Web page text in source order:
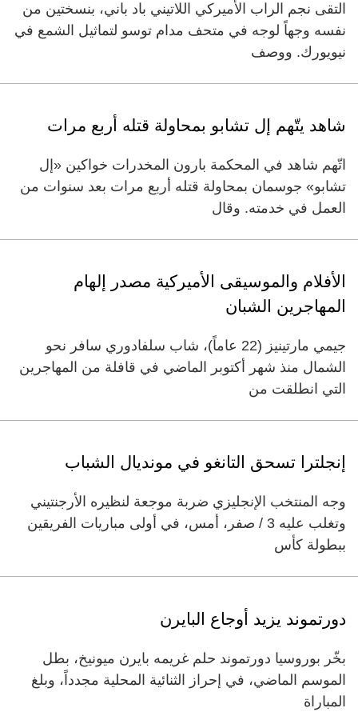
التقى نجم الراب الأميركي اللاتيني باد باني، بنسختين من
نفسه وجهاً لوجه في متحف مدام توسو لتماثيل الشمع في
نيويورك. ووصف
شاهد يتّهم إل تشابو بمحاولة قتله أربع مرات
اتّهم شاهد في المحكمة بارون المخدرات خواكين «إل
تشابو» جوسمان بمحاولة قتله أربع مرات بعد سنوات من
العمل في خدمته. وقال
الأفلام والموسيقى الأميركية مصدر إلهام
المهاجرين الشبان
جيمي مارتينيز (22 عاماً)، شاب سلفادوري سافر نحو
الشمال منذ شهر أكتوبر الماضي في قافلة من المهاجرين
التي انطلقت من
إنجلترا تسحق التانغو في مونديال الشباب
وجه المنتخب الإنجليزي ضربة موجعة لنظيره الأرجنتيني
وتغلب عليه 3 /‏‏ صفر، أمس، في أولى مباريات الفريقين
ببطولة كأس
دورتموند يزيد أوجاع البايرن
بخّر بوروسيا دورتموند حلم غريمه بايرن ميونيخ، بطل
الموسم الماضي، في إحراز الثنائية المحلية مجدداً، وبلغ
المباراة